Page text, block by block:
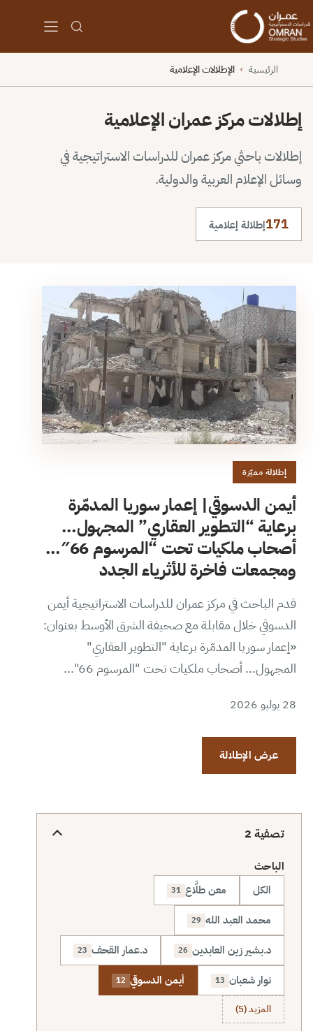
الرئيسية › الإطلالات الإعلامية
إطلالات مركز عمران الإعلامية
إطلالات باحثي مركز عمران للدراسات الاستراتيجية في
وسائل الإعلام العربية والدولية.
171إطلالة إعلامية
إطلالة مميّزة
أيمن الدسوقي| إعمار سوريا المدمّرة
برعاية “التطوير العقاري” المجهول…
أصحاب ملكيات تحت “المرسوم 66″…
ومجمعات فاخرة للأثرياء الجدد
قدم الباحث في مركز عمران للدراسات الاستراتيجية أيمن
الدسوقي خلال مقابلة مع صحيفة الشرق الأوسط بعنوان:
«إعمار سوريا المدمّرة برعاية "التطوير العقاري"
المجهول... أصحاب ملكيات تحت "المرسوم 66"...
28 يوليو 2026
عرض الإطلالة
تصفية 2
الباحث
الكل
معن طلَّاع 31
محمد العبد الله 29
د.بشير زين العابدين 26 د.عمار القحف 23
نوار شعبان 13 أيمن الدسوقي 12
المزيد (5)